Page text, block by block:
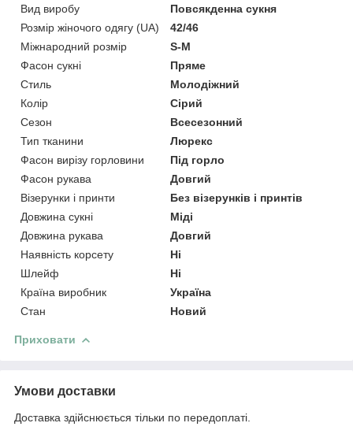
Вид виробу
Повсякденна сукня
Розмір жіночого одягу (UA)
42/46
Міжнародний розмір
S-M
Фасон сукні
Пряме
Стиль
Молодіжний
Колір
Сірий
Сезон
Всесезонний
Тип тканини
Люрекс
Фасон вирізу горловини
Під горло
Фасон рукава
Довгий
Візерунки і принти
Без візерунків і принтів
Довжина сукні
Міді
Довжина рукава
Довгий
Наявність корсету
Ні
Шлейф
Ні
Країна виробник
Україна
Стан
Новий
Приховати
Умови доставки
Доставка здійснюється тільки по передоплаті.